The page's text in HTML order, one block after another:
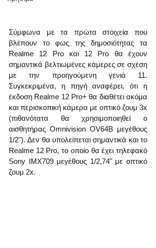
Σύμφωνα με τα πρώτα στοιχεία που
βλέπουν το φως της δημοσιότητας τα
Realme 12 Pro και 12 Pro θα έχουν
σημαντικά βελτιωμένες κάμερες σε σχέση
με την προηγούμενη γενιά 11.
Συγκεκριμένα, η πηγή αναφέρει, ότι η
έκδοση Realme 12 Pro+ θα διαθέτει ακόμα
και περισκοπική κάμερα με οπτικό ζουμ 3x
(πιθανότατα θα χρησιμοποιηθεί ο
αισθητήρας Omnivision OV64B μεγέθους
1/2"). Δεν θα υπολείπεται σημαντικά και το
Realme 12 Pro, το οποίο θα έχει τηλεφακό
Sony IMX709 μεγέθους 1/2,74" με οπτικό
ζουμ 2x.